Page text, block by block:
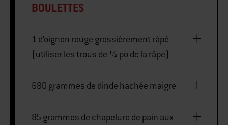
BOULETTES
1 d’oignon rouge grossièrement râpé
(utiliser les trous de ¼ po de la râpe)
680 grammes de dinde hachée maigre
85 grammes de chapelure de pain aux